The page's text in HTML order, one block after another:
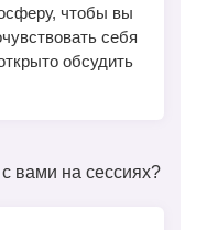
чтобы вы
себя
обсудить
вами на сессиях?